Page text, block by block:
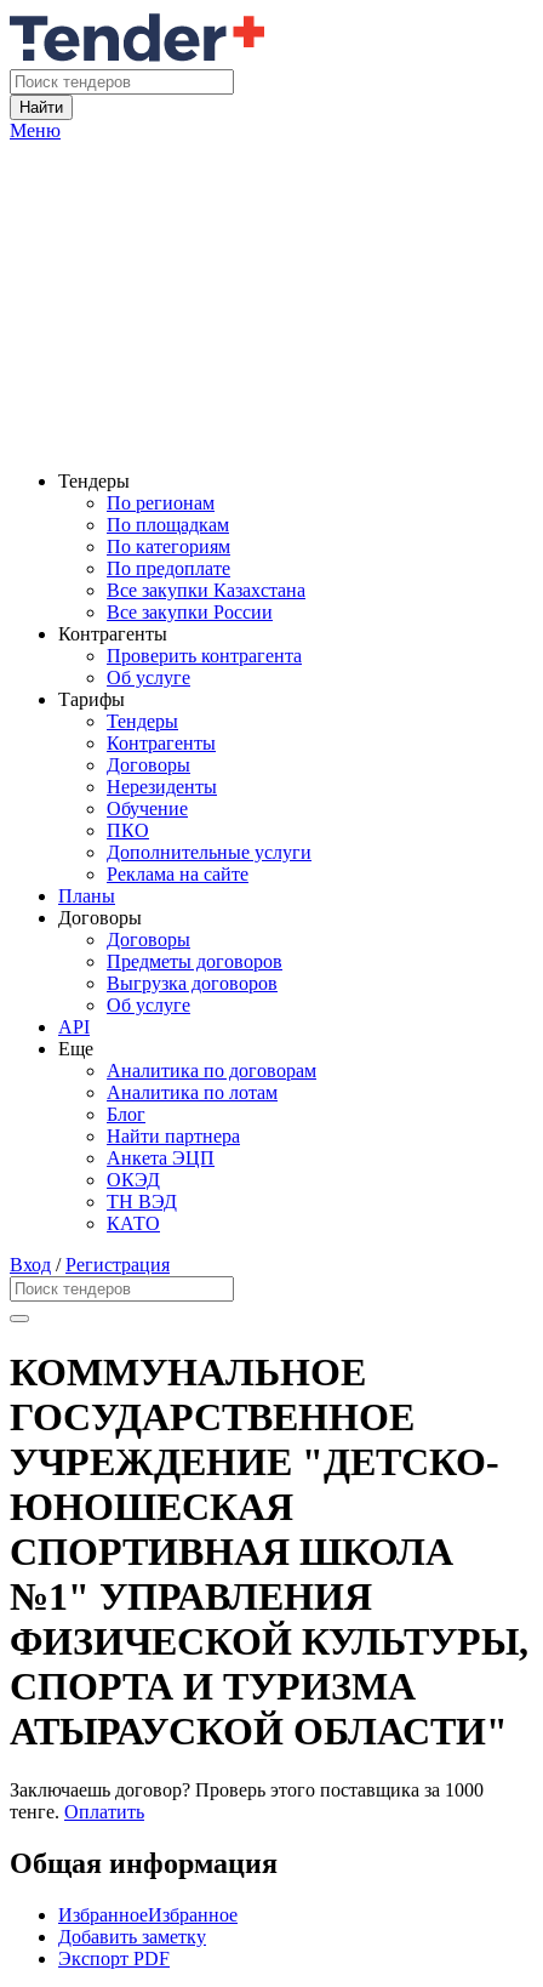
Найти
Меню
Тендеры
По регионам
По площадкам
По категориям
По предоплате
Все закупки Казахстана
Все закупки России
Контрагенты
Проверить контрагента
Об услуге
Тарифы
Тендеры
Контрагенты
Договоры
Нерезиденты
Обучение
ПКО
Дополнительные услуги
Реклама на сайте
Планы
Договоры
Договоры
Предметы договоров
Выгрузка договоров
Об услуге
API
Еще
Аналитика по договорам
Аналитика по лотам
Блог
Найти партнера
Анкета ЭЦП
ОКЭД
ТН ВЭД
КАТО
Вход /Регистрация
КОММУНАЛЬНОЕ
ГОСУДАРСТВЕННОЕ
УЧРЕЖДЕНИЕ "ДЕТСКО-
ЮНОШЕСКАЯ
СПОРТИВНАЯ ШКОЛА
№1" УПРАВЛЕНИЯ
ФИЗИЧЕСКОЙ КУЛЬТУРЫ,
СПОРТА И ТУРИЗМА
АТЫРАУСКОЙ ОБЛАСТИ"
Заключаешь договор? Проверь этого поставщика за 1000
тенге. Оплатить
Общая информация
ИзбранноеИзбранное
Добавить заметку
Экспорт PDF